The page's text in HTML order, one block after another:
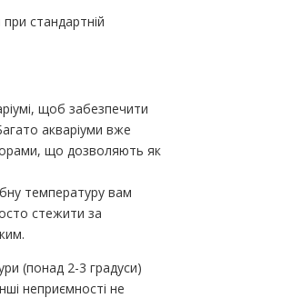
стандартній
щоб забезпечити
акваріуми вже
що дозволяють як
температуру вам
стежити за
(понад 2-3 градуси)
неприємності не